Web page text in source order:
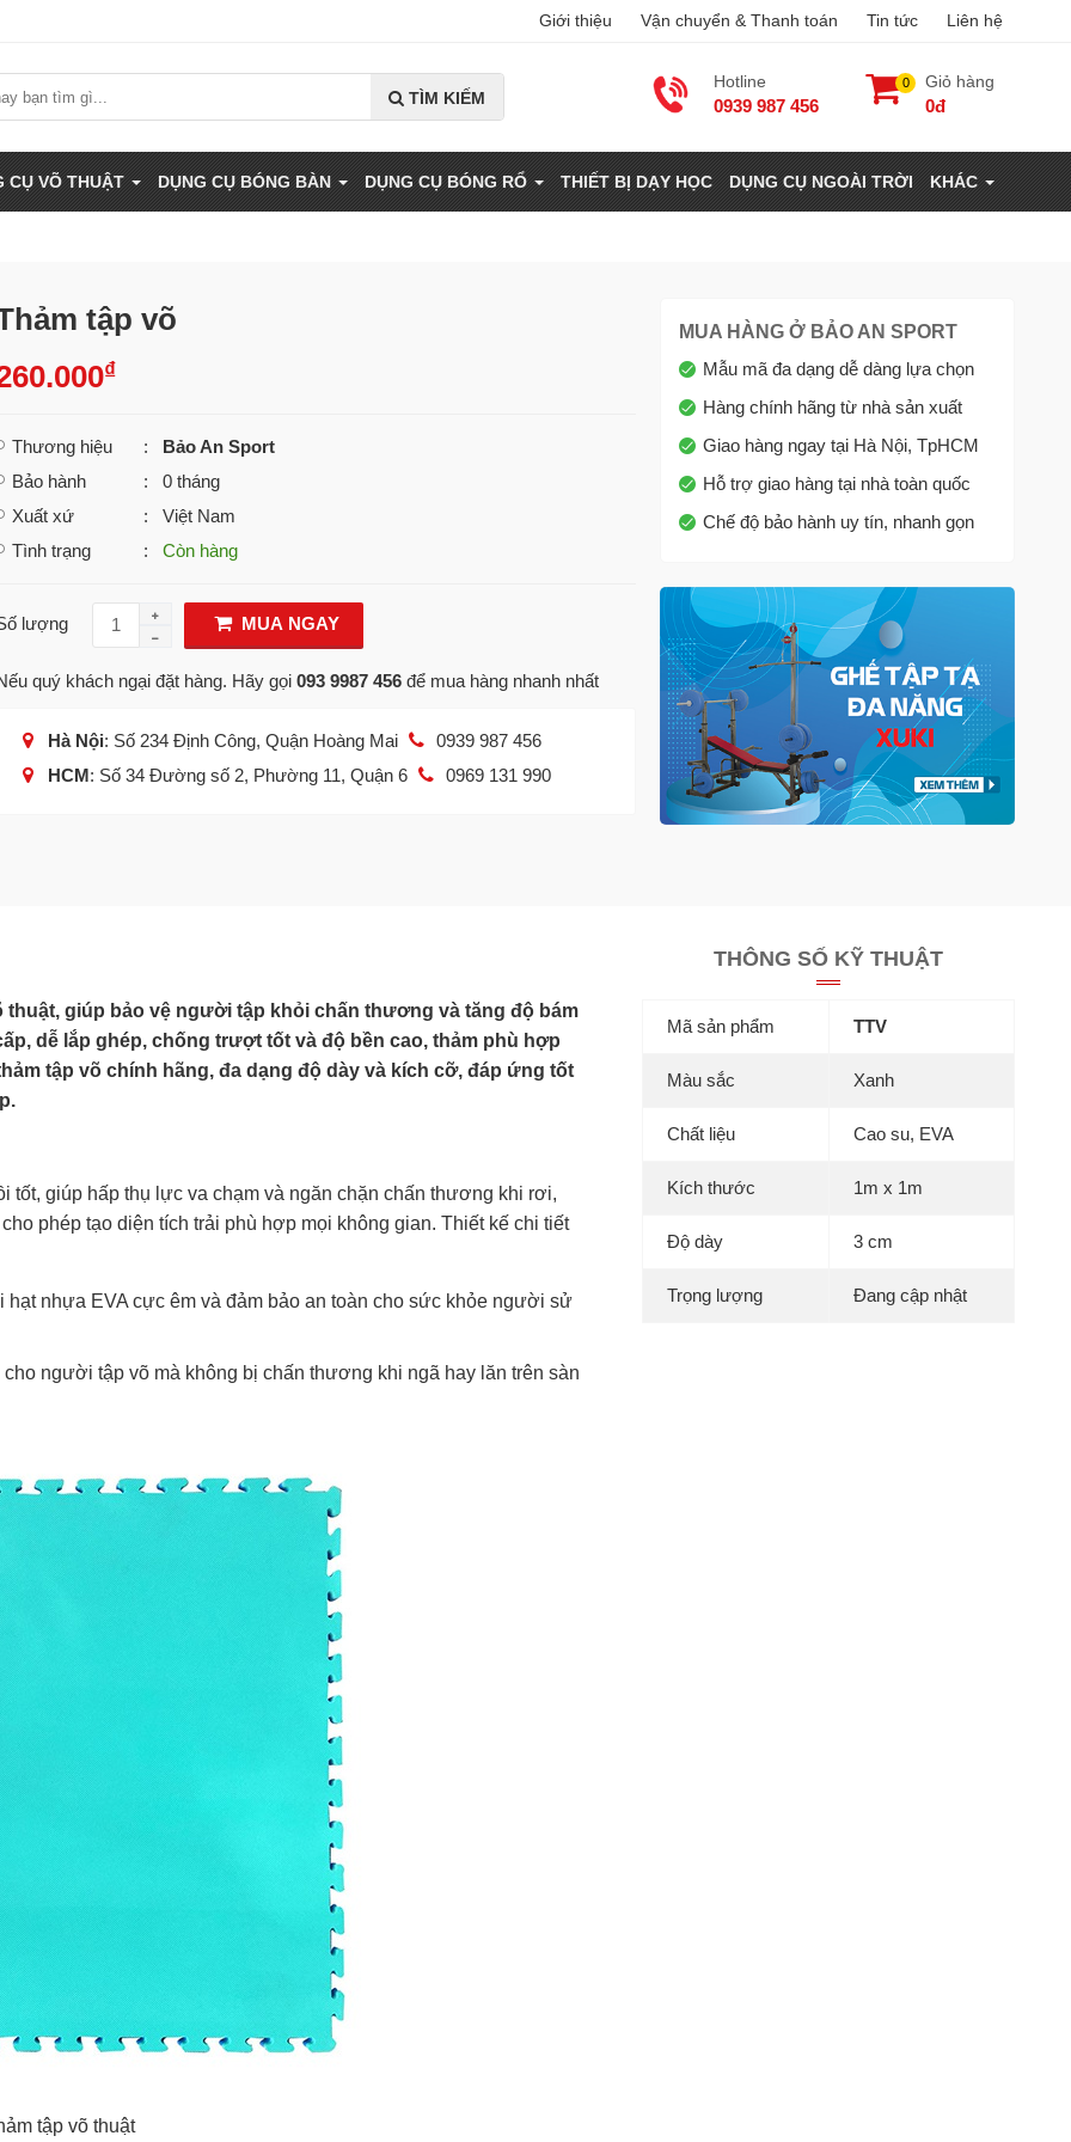
Giới thiệu Vận chuyển & Thanh toán Tin tức Liên hệ
TÌM KIẾM
Hotline
0939 987 456
0 Giỏ hàng
0đ
CỤ VÕ THUẬT DỤNG CỤ BÓNG BÀN DỤNG CỤ BÓNG RỔ THIẾT BỊ DẠY HỌC DỤNG CỤ NGOÀI TRỜI KHÁC
tập võ
₫
Thương hiệu : Bảo An Sport
Bảo hành
: 0 tháng
Xuất xứ
: Việt Nam
Tình trạng
: Còn hàng
lượng MUA NGAY
quý khách ngại đặt hàng. Hãy gọi 093 9987 456để mua hàng nhanh nhất
Hà Nội: Số 234 Định Công, Quận Hoàng Mai
0939 987 456
HCM: Số 34 Đường số 2, Phường 11, Quận 6 0969 131 990
MUA HÀNG Ở BẢO AN SPORT
Mẫu mã đa dạng dễ dàng lựa chọn
Hàng chính hãng từ nhà sản xuất
Giao hàng ngay tại Hà Nội, TpHCM
Hỗ trợ giao hàng tại nhà toàn quốc
Chế độ bảo hành uy tín, nhanh gọn
giúp bảo vệ người tập khỏi chấn thương và tăng độ bám
dễ lắp ghép, chống trượt tốt và độ bền cao, thảm phù hợp
tập võ chính hãng, đa dạng độ dày và kích cỡ, đáp ứng tốt
tốt, giúp hấp thụ lực va chạm và ngăn chặn chấn thương khi rơi,
phép tạo diện tích trải phù hợp mọi không gian. Thiết kế chi tiết
nhựa EVA cực êm và đảm bảo an toàn cho sức khỏe người sử
người tập võ mà không bị chấn thương khi ngã hay lăn trên sàn
tập võ thuật
THÔNG SỐ KỸ THUẬT
Mã sản phẩm TTV
Màu sắc Xanh
Chất liệu Cao su, EVA
Kích thước 1m x 1m
Độ dày 3 cm
Trọng lượng Đang cập nhật